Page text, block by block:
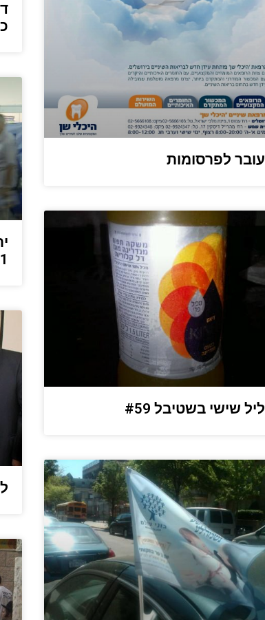
עובר לפרסומות
ליל שישי בשטיבל #59